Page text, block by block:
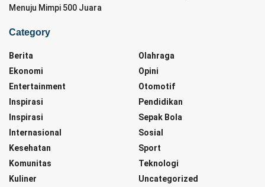
Menuju Mimpi 500 Juara
Category
Berita
Ekonomi
Entertainment
Inspirasi
Inspirasi
Internasional
Kesehatan
Komunitas
Kuliner
Olahraga
Opini
Otomotif
Pendidikan
Sepak Bola
Sosial
Sport
Teknologi
Uncategorized